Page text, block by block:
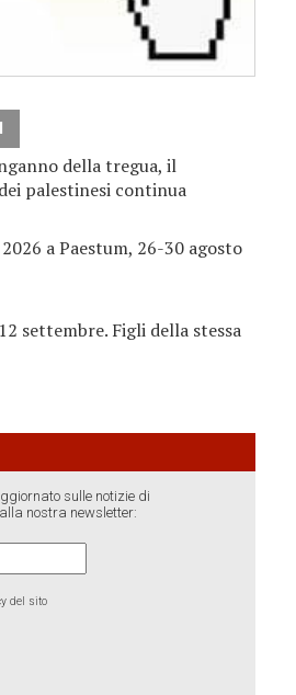
della tregua, il
palestinesi continua
a Paestum, 26-30 agosto
settembre. Figli della stessa
sulle notizie di
nostra newsletter:
del sito